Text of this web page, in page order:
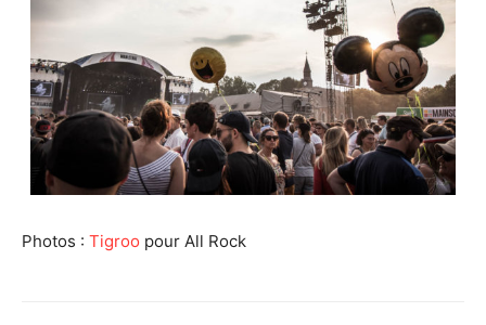
Photos : Tigroo pour All Rock